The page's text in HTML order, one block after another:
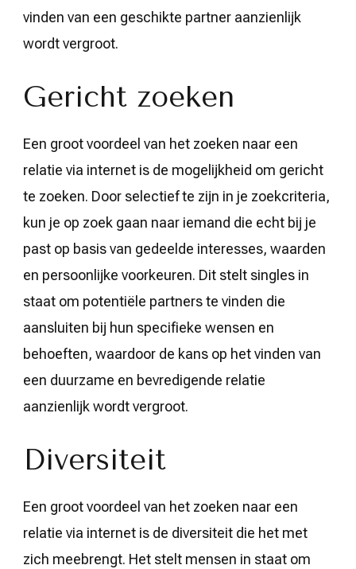
vinden van een geschikte partner aanzienlijk
wordt vergroot.
Gericht zoeken
Een groot voordeel van het zoeken naar een
relatie via internet is de mogelijkheid om gericht
te zoeken. Door selectief te zijn in je zoekcriteria,
kun je op zoek gaan naar iemand die echt bij je
past op basis van gedeelde interesses, waarden
en persoonlijke voorkeuren. Dit stelt singles in
staat om potentiële partners te vinden die
aansluiten bij hun specifieke wensen en
behoeften, waardoor de kans op het vinden van
een duurzame en bevredigende relatie
aanzienlijk wordt vergroot.
Diversiteit
Een groot voordeel van het zoeken naar een
relatie via internet is de diversiteit die het met
zich meebrengt. Het stelt mensen in staat om